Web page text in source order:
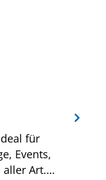
für
Events,
aller Art.…